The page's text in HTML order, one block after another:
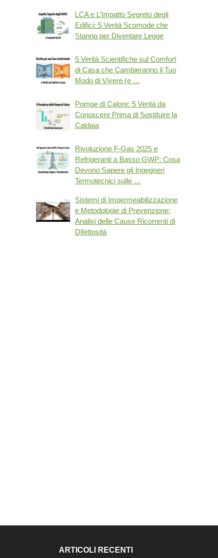
LCA e L’Impatto Segreto degli
Edifici: 5 Verità Scomode che
Stanno per Diventare Legge
5 Verità Scientifiche sul Comfort
di Casa che Cambieranno il Tuo
Modo di Vivere (e …
Pompe di Calore: 5 Verità da
Conoscere Prima di Sostituire la
Caldaia
Rivoluzione F-Gas 2025 e
Refrigeranti a Basso GWP: Cosa
Devono Sapere gli Ingegneri
Termotecnici sulle …
Sistemi di Impermeabilizzazione
e Metodologie di Prevenzione:
Analisi delle Cause Ricorrenti di
Difettosità
ARTICOLI RECENTI